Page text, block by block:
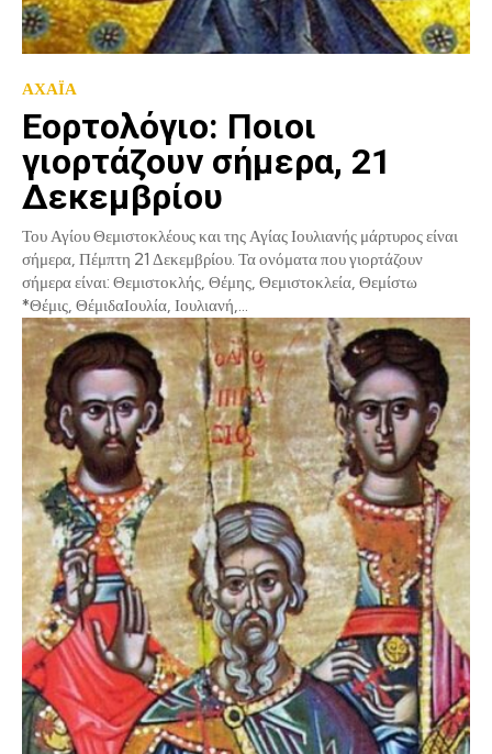
ΑΧΑΪΑ
Εορτολόγιο: Ποιοι
γιορτάζουν σήμερα, 21
Δεκεμβρίου
Του Αγίου Θεμιστοκλέους και της Αγίας Ιουλιανής μάρτυρος είναι
σήμερα, Πέμπτη 21 Δεκεμβρίου. Τα ονόματα που γιορτάζουν
σήμερα είναι: Θεμιστοκλής, Θέμης, Θεμιστοκλεία, Θεμίστω
*Θέμις, ΘέμιδαΙουλία, Ιουλιανή,...